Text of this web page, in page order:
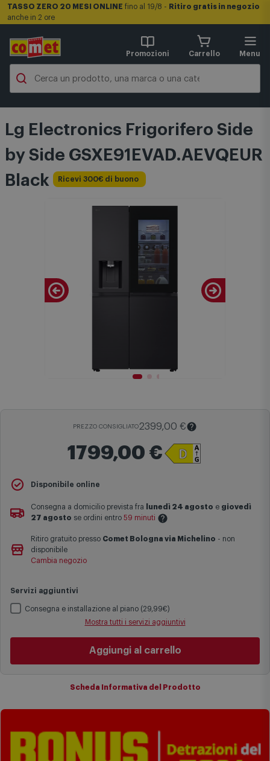
TASSO ZERO 20 MESI ONLINE fino al 19/8 - Ritiro gratis in negozio
anche in 2 ore
Promozioni Carrello Menu
Lg Electronics Frigorifero Side
by Side GSXE91EVAD.AEVQEUR
Black
Ricevi 300€ di buono
PREZZO CONSIGLIATO2399,00 €
1799,00 €
Il Prezzo Consigliato
dal produttore e viene mostrato al fine di fornire un confronto con il
prezzo finale di vendita anche in assenza di sconti.
Maggiori informazioni
Disponibile online
Consegna a domicilio prevista fra lunedì 24 agosto e giovedì
27 agosto se ordini entro 59 minuti
Le date previste per la consegna sono una stima approssimativa
basata sulle statistiche di consegna in possesso di Comet.
complesse come isole e regioni montane, consegna nei periodi
festivi e ricorrenze principali o in circostanze eccezionali).
prenotazione verranno spediti a partire dalla data di uscita indicata
nella pagina del prodotto.
Ritiro gratuito presso Comet Bologna via Michelino - non
disponibile
Cambia negozio
Servizi aggiuntivi
Consegna e installazione al piano (29,99€)
Mostra tutti i servizi aggiuntivi
Aggiungi al carrello
Scheda Informativa del Prodotto